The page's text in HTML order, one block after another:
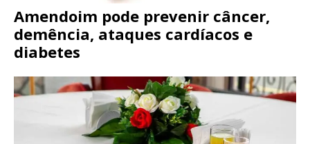
Amendoim pode prevenir câncer,
demência, ataques cardíacos e
diabetes